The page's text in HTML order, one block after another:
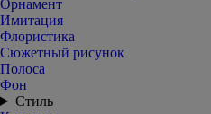
Орнамент
Имитация
Флористика
Сюжетный рисунок
Полоса
Фон
Стиль